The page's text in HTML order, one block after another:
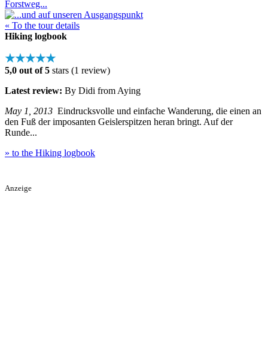
« To the tour details
Hiking logbook
★★★★★
5,0 out of 5 stars (1 review)
Latest review: By Didi from Aying
May 1, 2013 Eindrucksvolle und einfache Wanderung, die einen an
den Fuß der imposanten Geislerspitzen heran bringt. Auf der
Runde...
» to the Hiking logbook
Anzeige